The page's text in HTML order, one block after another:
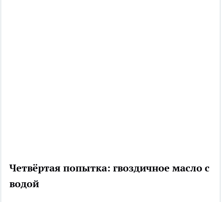
Четвёртая попытка: гвоздичное масло с
водой